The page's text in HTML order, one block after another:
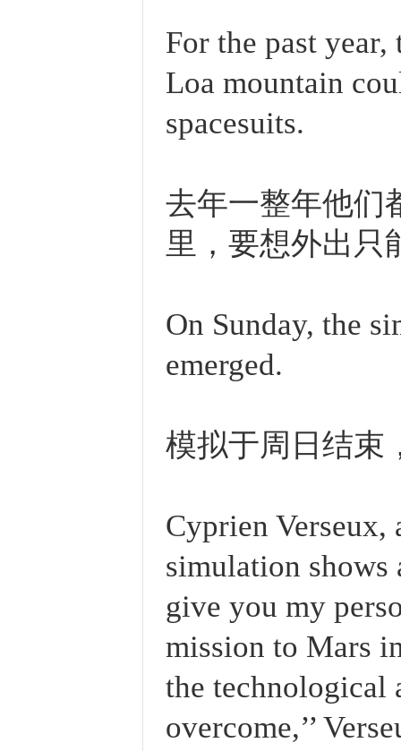
For the past
Loa mountain
spacesuits.
去年一整年他们
里，要想外出只
On Sunday, the
emerged.
模拟于周日结束
Cyprien Verseux,
simulation shows
give you my
mission to Mars
the technological
overcome,’’